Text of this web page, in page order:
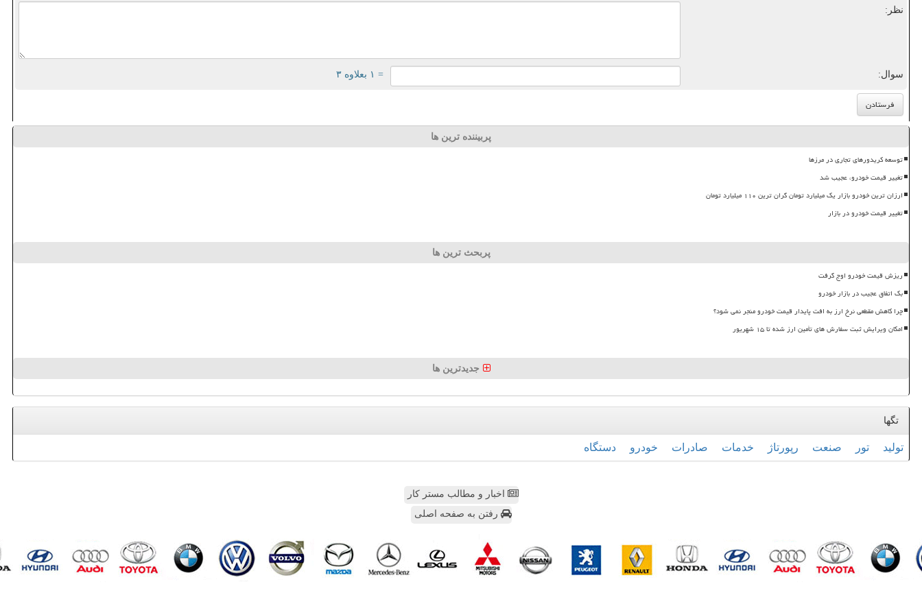
نظر:
سوال: = ۱ بعلاوه ۳
پربیننده ترین ها
توسعه کریدورهای تجاری در مرزها
تغییر قیمت خودرو، عجیب شد
ارزان ترین خودرو بازار یک میلیارد تومان گران ترین ۱۱۰ میلیارد تومان
تغییر قیمت خودرو در بازار
پربحث ترین ها
ریزش قیمت خودرو اوج گرفت
بک اتفاق عجیب در بازار خودرو
چرا کاهش مقطعی نرخ ارز به افت پایدار قیمت خودرو منجر نمی شود؟
امکان ویرایش ثبت سفارش های تأمین ارز شده تا ۱۵ شهریور
جدیدترین ها
تگها
تولید تور صنعت رپورتاژ خدمات صادرات خودرو دستگاه
اخبار و مطالب مستر کار
رفتن به صفحه اصلی